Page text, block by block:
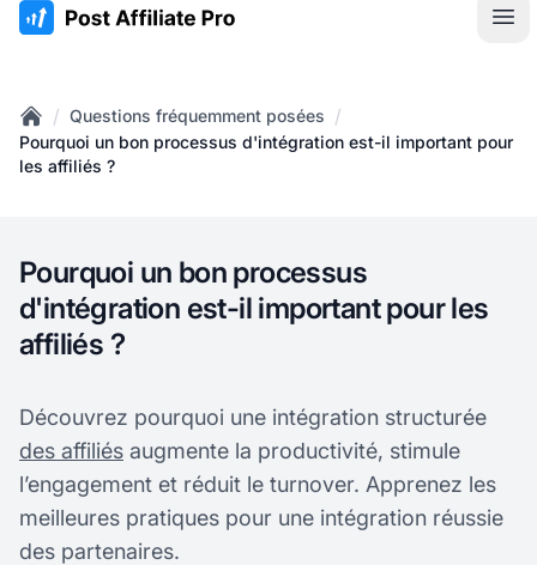
:site.title
Home
/ Questions fréquemment posées /
Pourquoi un bon processus d'intégration est-il important pour
les affiliés ?
Pourquoi un bon processus
d'intégration est-il important pour les
affiliés ?
Découvrez pourquoi une intégration structurée
des affiliés augmente la productivité, stimule
l’engagement et réduit le turnover. Apprenez les
meilleures pratiques pour une intégration réussie
des partenaires.